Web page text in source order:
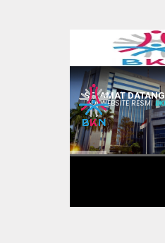
e-Kinerja BKN (SKP Online)